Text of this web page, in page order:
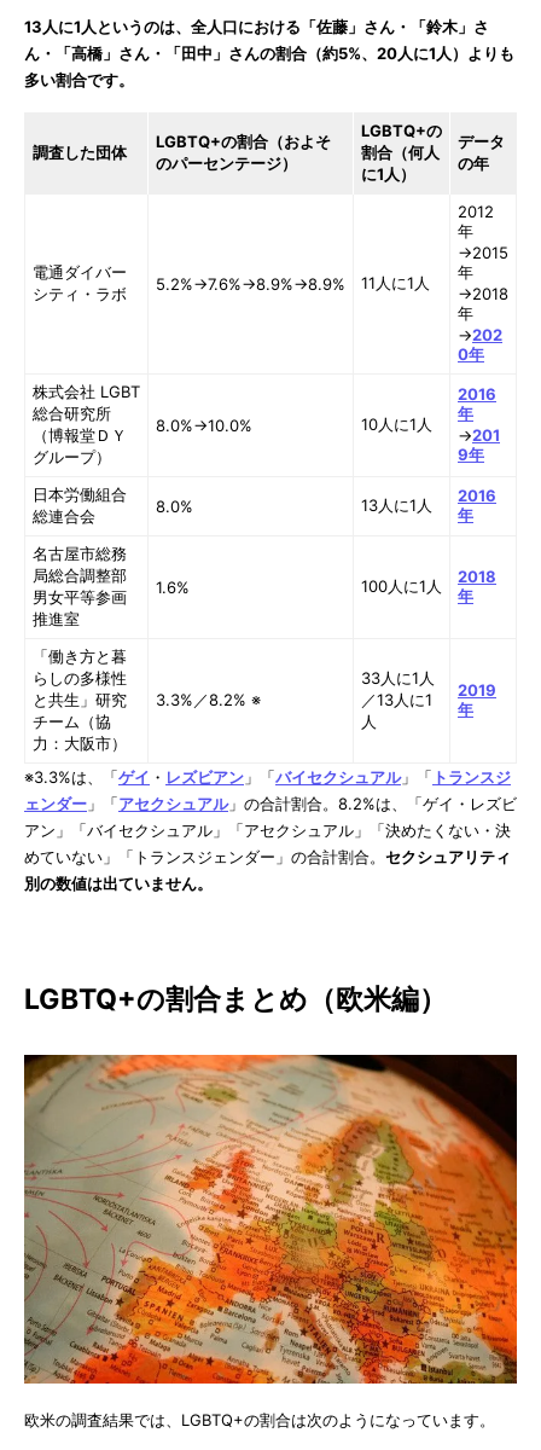
13 人に1 人というのは、全人口における「佐藤」さん・「鈴木」さ
ん・「高橋」さん・「田中」さんの割合（約5%、 20人に1 人）よりも
多い割合です。
調査した団体
LGBTQ+の割合（およそ
のパーセンテージ）
LGBTQ+の
割合（何人
に1人）
データ
の年
電通ダイバー
シティ・ラボ
5.2%→7.6%→8.9%→8.9% 11人に1人
2012
年
→2015
年
→2018
年
→202
0年
株式会社 LGBT
総合研究所
（博報堂ＤＹ
グループ）
8.0%→10.0% 10人に1人
2016
年
→201
9年
日本労働組合
総連合会
8.0% 13人に1人
2016
年
名古屋市総務
局総合調整部
男女平等参画
推進室
1.6% 100人に1人
2018
年
「働き方と暮
らしの多様性
と共生」研究
チーム（協
力：大阪市）
3.3%／8.2% ※
33人に1人
／13人に1
人
2019
年
※3.3%は、「ゲイ ・ レズビアン 」「バイセクシュアル」「 トランスジ
ェンダー 」「アセクシュアル」の合計割合。8.2%は、「ゲイ・レズビ
アン」「バイセクシュアル」「アセクシュアル」「決めたくない・決
めていない」「トランスジェンダー」の合計割合。 セクシュアリティ
別の数値は出ていません。
LGBTQ+の割合まとめ（欧米編）
欧米の調査結果では、LGBTQ+の割合は次のようになっています。